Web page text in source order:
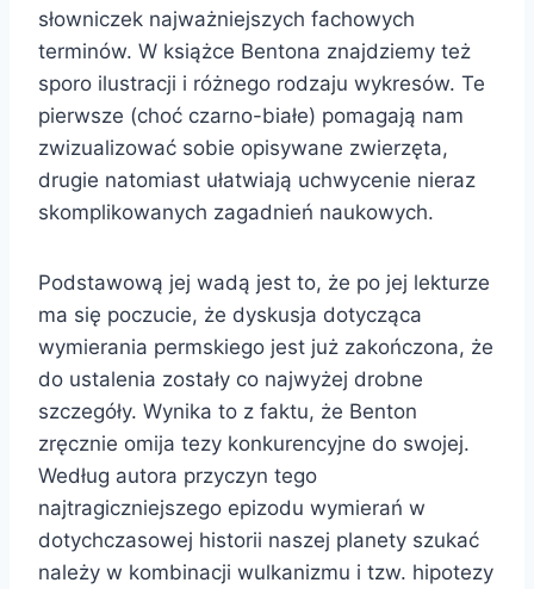
słowniczek najważniejszych fachowych
terminów. W książce Bentona znajdziemy też
sporo ilustracji i różnego rodzaju wykresów. Te
pierwsze (choć czarno-białe) pomagają nam
zwizualizować sobie opisywane zwierzęta,
drugie natomiast ułatwiają uchwycenie nieraz
skomplikowanych zagadnień naukowych.
Podstawową jej wadą jest to, że po jej lekturze
ma się poczucie, że dyskusja dotycząca
wymierania permskiego jest już zakończona, że
do ustalenia zostały co najwyżej drobne
szczegóły. Wynika to z faktu, że Benton
zręcznie omija tezy konkurencyjne do swojej.
Według autora przyczyn tego
najtragiczniejszego epizodu wymierań w
dotychczasowej historii naszej planety szukać
należy w kombinacji wulkanizmu i tzw. hipotezy